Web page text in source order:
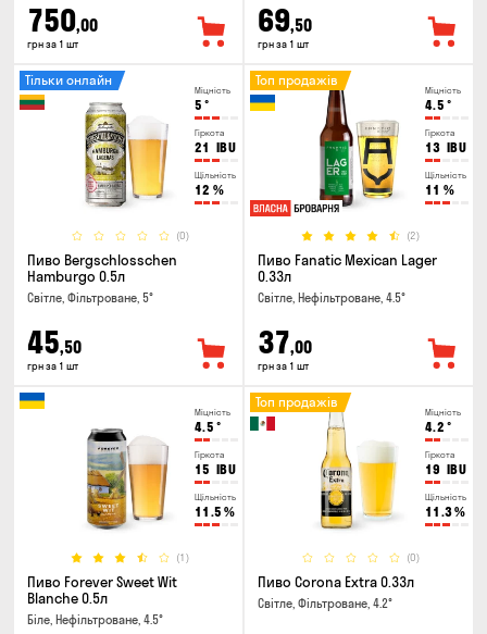
750,00
грн за 1 шт
69,50
грн за 1 шт
Міцність
5 °
Гіркота
21 IBU
Щільність
12 %
(0)
Тільки онлайн
Пиво Bergschlosschen
Hamburgo 0.5л
Світле, Фільтроване, 5°
45,50
грн за 1 шт
Міцність
4.5 °
Гіркота
13 IBU
Щільність
11 %
(2)
Топ продажів
Пиво Fanatic Mexican Lager
0.33л
Світле, Нефільтроване, 4.5°
37,00
грн за 1 шт
Міцність
4.5 °
Гіркота
15 IBU
Щільність
11.5 %
(1)
Пиво Forever Sweet Wit
Blanche 0.5л
Біле, Нефільтроване, 4.5°
Міцність
4.2 °
Гіркота
19 IBU
Щільність
11.3%
(0)
Топ продажів
Пиво Corona Extra 0.33л
Світле, Фільтроване, 4.2°